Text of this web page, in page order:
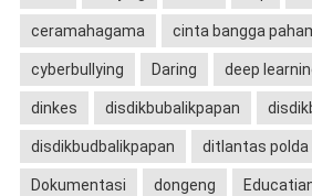
ceramahagama cinta bangga
cyberbullying Daring deep
dinkes disdikbubalikpapan
disdikbudbalikpapan ditlantas polda
Dokumentasi dongeng